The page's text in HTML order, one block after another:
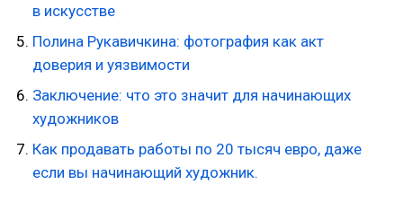
в искусстве
Полина Рукавичкина: фотография как акт
доверия и уязвимости
Заключение: что это значит для начинающих
художников
Как продавать работы по 20 тысяч евро, даже
если вы начинающий художник.